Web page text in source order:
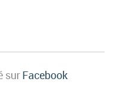
sur Facebook